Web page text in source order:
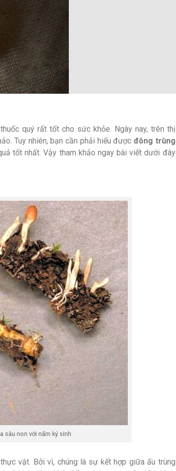
quý rất tốt cho sức khỏe. Ngày nay, trên thị
Tuy nhiên, bạn cần phải hiểu được đông trùng
tốt nhất. Vậy tham khảo ngay bài viết dưới đây
sâu non với nấm ký sinh
vật. Bởi vì, chúng là sự kết hợp giữa ấu trùng